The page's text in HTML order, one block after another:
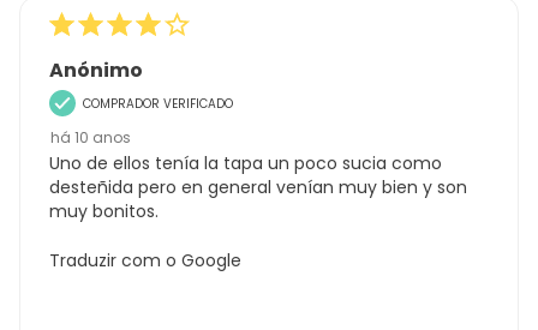
Anónimo
COMPRADOR VERIFICADO
há 10 anos
Uno de ellos tenía la tapa un poco sucia como
desteñida pero en general venían muy bien y son
muy bonitos.
Traduzir com o Google